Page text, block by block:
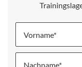
Vorname
Nachname